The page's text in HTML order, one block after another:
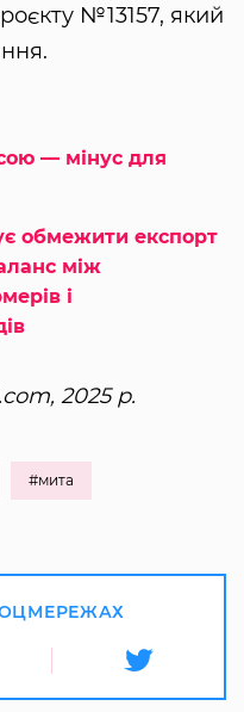
№13157, який
— мінус для
обмежити експорт
між
і
2025 р.
#мита